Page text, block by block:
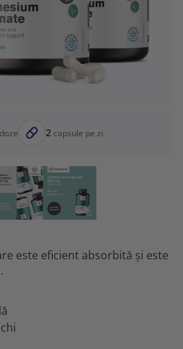
2capsule pe zi
este eficient absorbită și este